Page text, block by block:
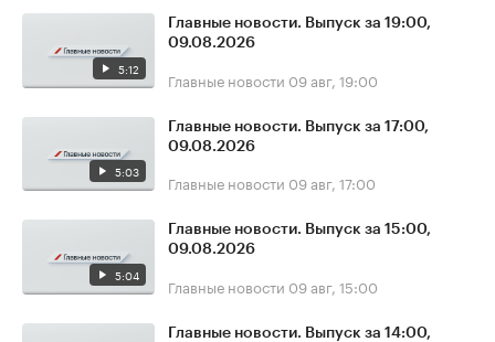
5:12
Главные новости. Выпуск за 19:00,
09.08.2026
Главные новости 09 авг, 19:00
5:03
Главные новости. Выпуск за 17:00,
09.08.2026
Главные новости 09 авг, 17:00
5:04
Главные новости. Выпуск за 15:00,
09.08.2026
Главные новости 09 авг, 15:00
Главные новости. Выпуск за 14:00,